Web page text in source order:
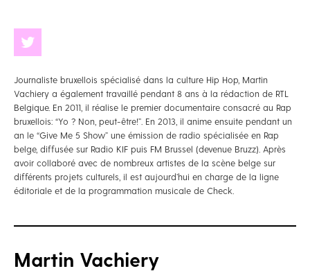
Journaliste bruxellois spécialisé dans la culture Hip Hop, Martin
Vachiery a également travaillé pendant 8 ans à la rédaction de RTL
Belgique. En 2011, il réalise le premier documentaire consacré au Rap
bruxellois: “Yo ? Non, peut-être!”. En 2013, il anime ensuite pendant un
an le “Give Me 5 Show” une émission de radio spécialisée en Rap
belge, diffusée sur Radio KIF puis FM Brussel (devenue Bruzz). Après
avoir collaboré avec de nombreux artistes de la scène belge sur
différents projets culturels, il est aujourd’hui en charge de la ligne
éditoriale et de la programmation musicale de Check.
Martin Vachiery